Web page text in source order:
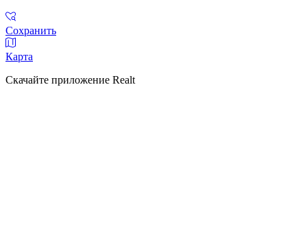
Сохранить
Карта
Скачайте приложение Realt